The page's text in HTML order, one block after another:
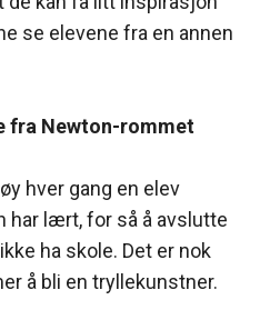
se elevene fra en annen
fra Newton-rommet
hver gang en elev
har lært, for så å avslutte
ha skole. Det er nok
å bli en tryllekunstner.